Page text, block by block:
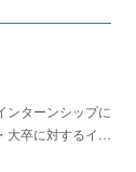
ンターンシップに
大卒に対するイ…